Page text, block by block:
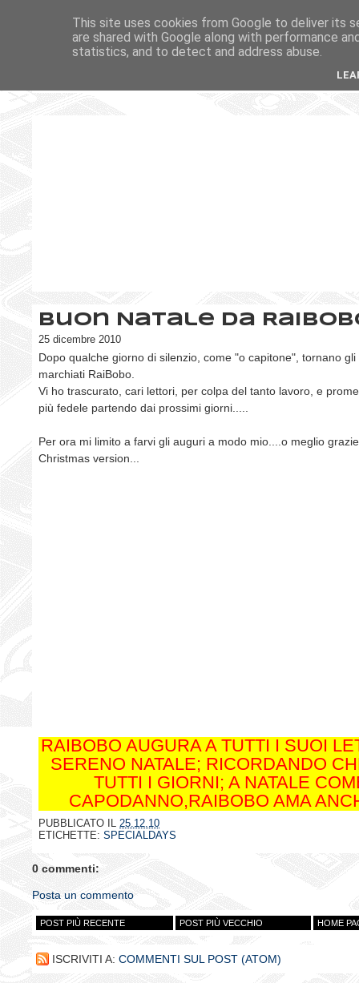
Buon Natale da
25 dicembre 2010
Dopo qualche giorno di silenzio, come "o capitone", tornano
marchiati RaiBobo.
Vi ho trascurato, cari lettori, per colpa del tanto lavoro, e
più fedele partendo dai prossimi giorni.....
Per ora mi limito a farvi gli auguri a modo mio....o meglio
Christmas version...
RAIBOBO AUGURA A TUTTI I SUOI
SERENO NATALE; RICORDANDO
TUTTI I GIORNI; A NATALE
CAPODANNO,RAIBOBO AMA
PUBBLICATO IL 25.12.10
ETICHETTE: SPECIALDAYS
0 commenti:
Posta un commento
POST PIÙ RECENTE POST PIÙ VECCHIO HOME
ISCRIVITI A: COMMENTI SUL POST (ATOM)
This site uses cookies from Google to deliver its
are shared with Google along with performance
statistics, and to detect and address abuse.